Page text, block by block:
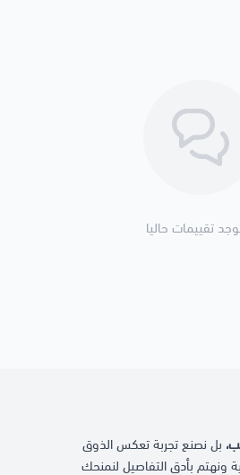
تقييمات حاليا
بل نصنع تجربة تعكس الذوق
ونهتم بأدق التفاصيل لنمنحك